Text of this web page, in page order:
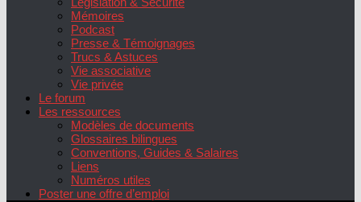
Mémoires
Podcast
Presse & Témoignages
Trucs & Astuces
Vie associative
Vie privée
Le forum
Les ressources
Modèles de documents
Glossaires bilingues
Conventions, Guides & Salaires
Liens
Numéros utiles
Poster une offre d’emploi